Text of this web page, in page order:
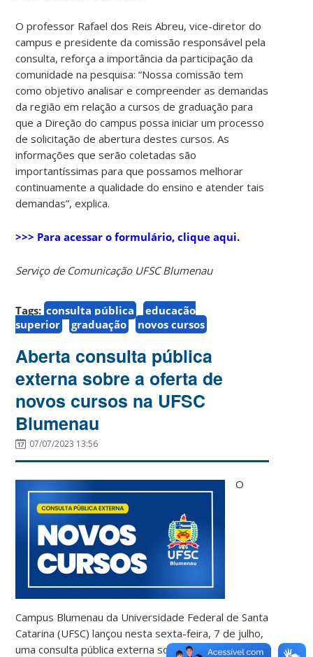
O professor Rafael dos Reis Abreu, vice-diretor do
campus e presidente da comissão responsável pela
consulta, reforça a importância da participação da
comunidade na pesquisa: “Nossa comissão tem
como objetivo analisar e compreender as demandas
da região em relação a cursos de graduação para
que a Direção do campus possa iniciar um processo
de solicitação de abertura destes cursos. As
informações que serão coletadas são
importantíssimas para que possamos melhorar
continuamente a qualidade do ensino e atender tais
demandas”, explica.
>>> Para acessar o formulário, clique aqui.
Serviço de Comunicação UFSC Blumenau
Tags: consulta pública
educação
superior
graduação novos cursos
Aberta consulta pública
externa sobre a oferta de
novos cursos na UFSC
Blumenau
07/07/2023 13:56
O
Campus Blumenau da Universidade Federal de Santa
Catarina (UFSC) lançou nesta sexta-feira, 7 de julho,
uma consulta pública externa sobre a oferta de